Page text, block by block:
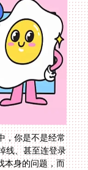
，你是不是经常
线、甚至连登录
本身的问题，而
海外玩家连接
无数节点，很容
解决你“在国外
诉你怎么搞定
冲突：皇室战
测好用的加速